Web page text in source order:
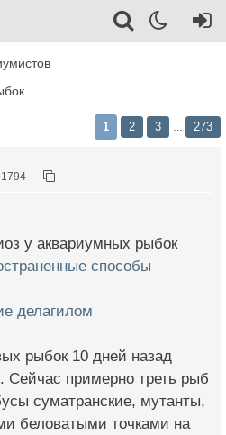
1 2 3 273
у аквариумных рыбок
способы
делагилом
рыбок 10 дней назад
Сейчас примерно треть рыб
суматранские, мутанты,
беловатыми точками на